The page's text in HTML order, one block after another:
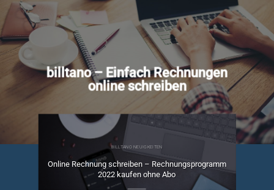
billtano – Einfach Rechnungen
online schreiben
BILLTANO NEUIGKEITEN
Online Rechnung schreiben – Rechnungsprogramm
2022 kaufen ohne Abo